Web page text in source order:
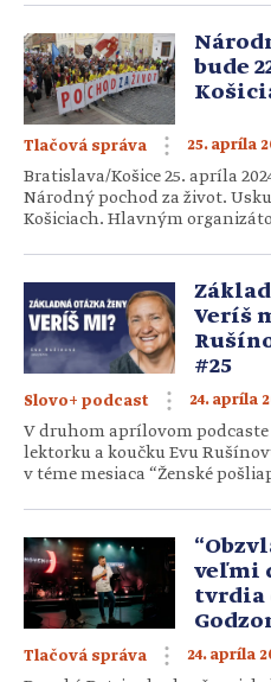
alebo sa čudujú, prečo o
O reakciu sme poprosili
Vindišovú. Som psychologička
dostala v detstve akobude
Tlačová správa 25. apríla
Bratislava/Košice 25. apríla
Národný pochod za život.
Košiciach. Hlavným
Slovenska (KBS). Pozvané
spoločenstvá, pro-life
stotožňujú s potrebou chrániť
Veríš
#25
Slovo+ podcast 24. apríla
V druhom aprílovom
lektorku a koučku Evu
v téme mesiaca “Ženské
sebavedomá žena a žena
bola cesta sestry Evy pri
veľmi
tvrdia
Tlačová správa 24. apríla